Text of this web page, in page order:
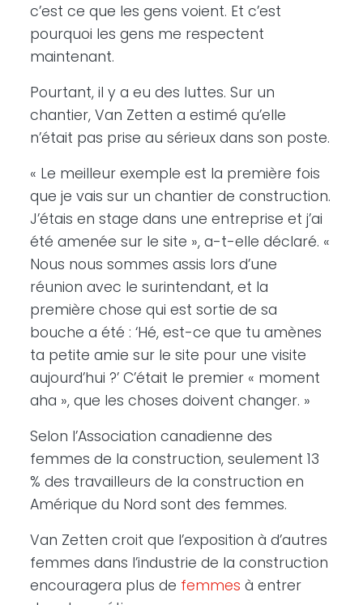
c’est ce que les gens voient. Et c’est
pourquoi les gens me respectent
maintenant.
Pourtant, il y a eu des luttes. Sur un
chantier, Van Zetten a estimé qu’elle
n’était pas prise au sérieux dans son poste.
« Le meilleur exemple est la première fois
que je vais sur un chantier de construction.
J’étais en stage dans une entreprise et j’ai
été amenée sur le site », a-t-elle déclaré. «
Nous nous sommes assis lors d’une
réunion avec le surintendant, et la
première chose qui est sortie de sa
bouche a été : ‘Hé, est-ce que tu amènes
ta petite amie sur le site pour une visite
aujourd’hui ?’ C’était le premier « moment
aha », que les choses doivent changer. »
Selon l’Association canadienne des
femmes de la construction, seulement 13
% des travailleurs de la construction en
Amérique du Nord sont des femmes.
Van Zetten croit que l’exposition à d’autres
femmes dans l’industrie de la construction
encouragera plus de femmes à entrer